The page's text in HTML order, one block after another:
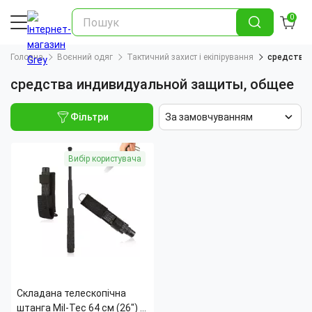
0
Головна Воєнний одяг Тактичний захист і екіпірування средства
средства индивидуальной защиты, общее
Фільтри За замовчуванням
Вибір користувача
Складана телескопічна
штанга Mil-Tec 64 см (26") —